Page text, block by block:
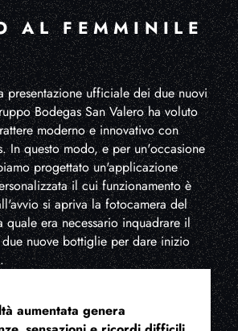
AL FEMMINILE
presentazione ufficiale dei due nuovi
Bodegas San Valero ha voluto
moderno e innovativo con
In questo modo, e per un'occasione
progettato un'applicazione
il cui funzionamento è
si apriva la fotocamera del
era necessario inquadrare il
nuove bottiglie per dare inizio
aumentata genera